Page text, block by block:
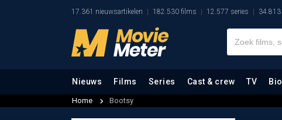
17.361 nieuwsartikelen 182.530 films 12.577 series 34.813
Nieuws Films Series Cast & crew TV
Home Bootsy